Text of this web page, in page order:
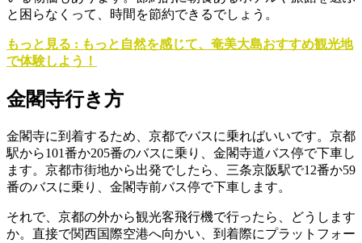
と困らなくって、時間を節約できるでしょう。
もっと見る : もっと自然を感じて、奄美大島おすすめ観光地
で体験しよう！
金閣寺行き方
金閣寺に到着するため、京都でバスに乗ればいいです。京都
駅から101番か205番のバスに乗り、金閣寺道バス停で下車し
ます。京都市街地から出発でしたら、三条京阪駅で12番か59
番のバスに乗り、金閣寺前バス停で下車します。
それで、京都の外から観光客飛行機で行ったら、どうします
か。直接で関西国際空港へ向かい、到着際にプラットフォー